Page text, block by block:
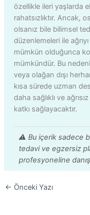
özellikle ileri yaşlarda
rahatsızlıktır. Ancak,
olsanız bile bilimsel
düzenlemeleri ile
mümkün olduğunca
mümkündür. Bu
veya olağan dışı
kısa sürede uzman
daha sağlıklı ve
katkı sağlayacaktır.
⚠️ Bu içerik sadece
tedavi ve egzersiz
profesyoneline
← Önceki Yazı